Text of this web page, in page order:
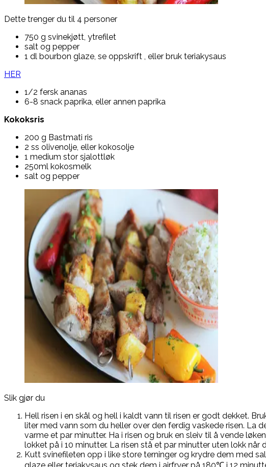
Dette trenger du til 4 personer
750 g svinekjøtt, ytrefilet
salt og pepper
1 dl bourbon glaze, se oppskrift , eller bruk teriakysaus
HER
1/2 fersk ananas
6-8 snack paprika, eller annen paprika
Kokoksris
200 g Bastmati ris
2 ss olivenolje, eller kokosolje
1 medium stor sjalottløk
250ml kokosmelk
salt og pepper
Slik gjør du
Hell risen i en skål og hell i kaldt vann til risen er godt dekket.
liter med vann som du heller over den ferdig vaskede risen. La
varme et par minutter. Ha i risen og bruk en sleiv til å vende
lokket på i 10 minutter. La risen stå et par minutter uten lokk når
Kutt svinefileten opp i like store terninger og krydre dem med